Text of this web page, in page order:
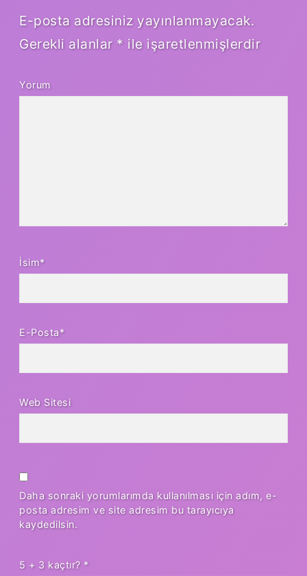
E-posta adresiniz yayınlanmayacak.
Gerekli alanlar * ile işaretlenmişlerdir
Yorum
İsim*
E-Posta*
Web Sitesi
Daha sonraki yorumlarımda kullanılması için adım, e-
posta adresim ve site adresim bu tarayıcıya
kaydedilsin.
5 + 3 kaçtır? *